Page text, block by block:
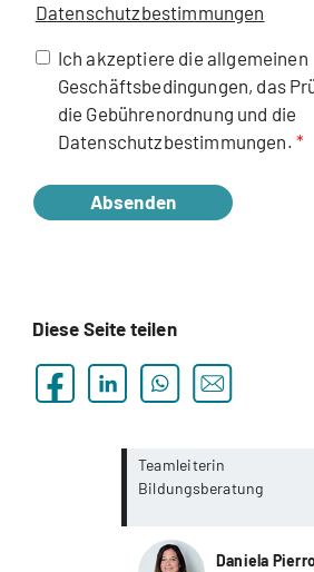
Datenschutzbestimmungen
Ich akzeptiere die allgemeinen
Geschäftsbedingungen, das
die Gebührenordnung und die
Datenschutzbestimmungen.
Absenden
Diese Seite teilen
Teamleiterin
Bildungsberatung
Daniela